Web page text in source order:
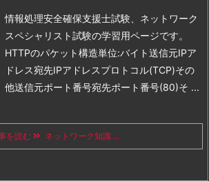
情報処理安全確保支援士試験、ネットワーク
スペシャリスト試験の学習用ページです。
HTTPのパケット構造単位:バイト送信元IPア
ドレス宛先IPアドレスプロトコル(TCP)その
他送信元ポート番号宛先ポート番号(80)そ ...
を読む ネットワーク知識 ...